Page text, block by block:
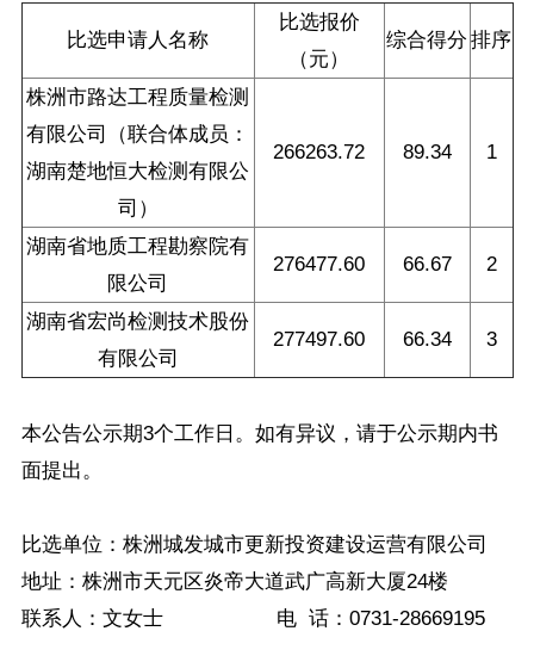
比选申请人名称
比选报价
（元）
综合得分 排序
株洲市路达工程质量检测
有限公司（联合体成员：
湖南楚地恒大检测有限公
司）
266263.72 89.34 1
湖南省地质工程勘察院有
限公司
276477.60 66.67 2
湖南省宏尚检测技术股份
有限公司
277497.60 66.34 3
本公告公示期3个工作日。如有异议，请于公示期内书
面提出。
比选单位：株洲城发城市更新投资建设运营有限公司
地址：株洲市天元区炎帝大道武广高新大厦24楼
联系人：文女士 电 话：0731-28669195